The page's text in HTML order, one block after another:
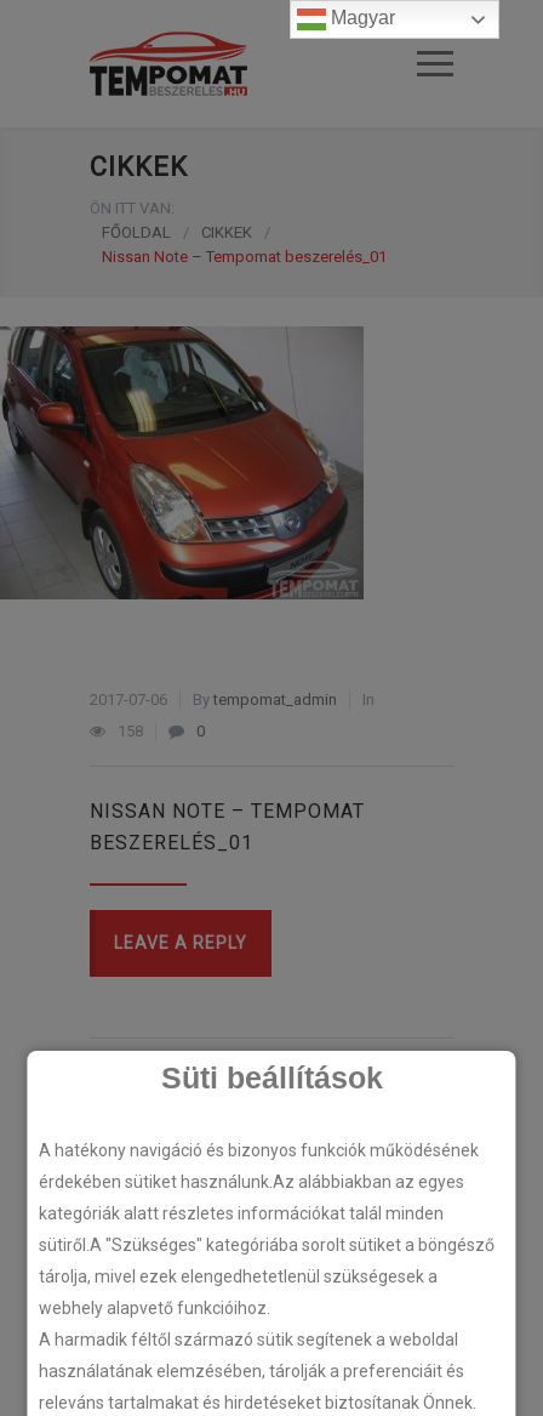
Süti beállítások
A hatékony navigáció és bizonyos funkciók működésének
érdekében sütiket használunk.Az alábbiakban az egyes
kategóriák alatt részletes információkat talál minden
sütiről.A "Szükséges" kategóriába sorolt sütiket a böngésző
tárolja, mivel ezek elengedhetetlenül szükségesek a
webhely alapvető funkcióihoz.
A harmadik féltől származó sütik segítenek a weboldal
használatának elemzésében, tárolják a preferenciáit és
releváns tartalmakat és hirdetéseket biztosítanak Önnek.
CIKKEK
ÖN ITT VAN:
FŐOLDAL
/ CIKKEK
/
Nissan Note – Tempomat beszerelés_01
2017-07-06 Bytempomat_admin
In
158
0
NISSAN NOTE – TEMPOMAT
BESZERELÉS_01
LEAVE A REPLY
LEGÚJABB CIKKEK
N-szériás teherautókhoz
2018-07-26
Isuzu D-MAX 2006 –
Tempomat beszerelés
Magyar